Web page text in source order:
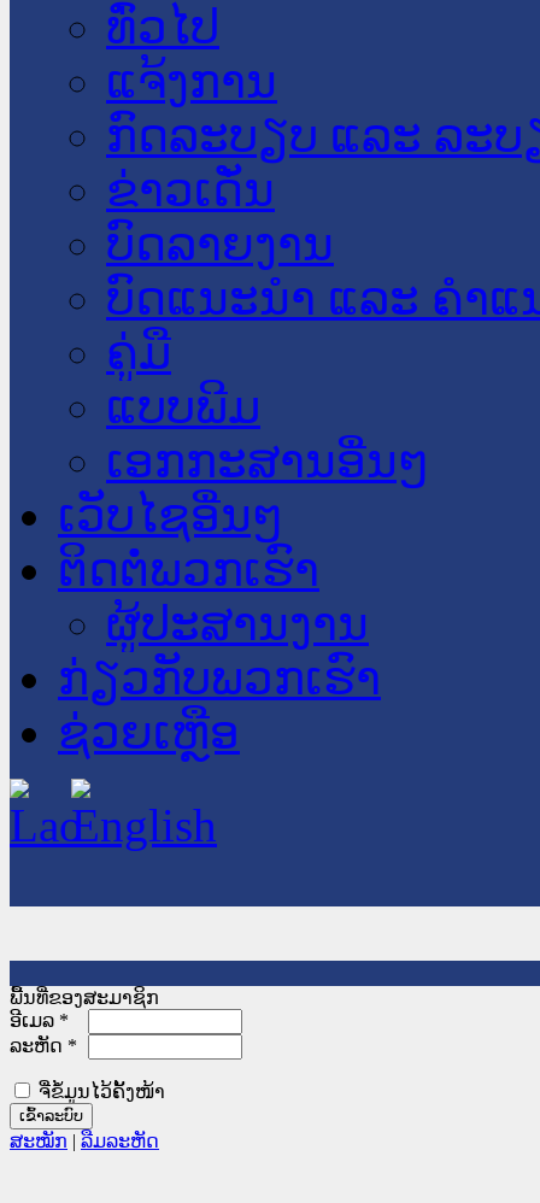
​ທົ່ວ​ໄປ
ແຈ້ງການ
ກົດລະບຽບ ແລະ ລະບ
ຂ່າວເດັ່ນ
ບົດລາຍງານ
ບົດແນະນໍາ ແລະ ຄໍາແ
ຄູ່ມື
ແບບພີມ
ເອກກະສານອື່ນໆ
ເວັບໄຊອື່ນໆ
ຕິດຕໍ່ພວກເຮົາ
ຜູ້ປະສານງານ
ກ່ຽວກັບພວກເຮົາ
ຊ່ວຍເຫຼືອ
ພື້ນທີ່ຂອງສະມາຊິກ
ອີເມລ *
ລະຫັດ *
ຈື່ຂໍ້ມູນໄວ້ຄັ້ງໜ້າ
ສະໝັກ | ລືມລະຫັດ